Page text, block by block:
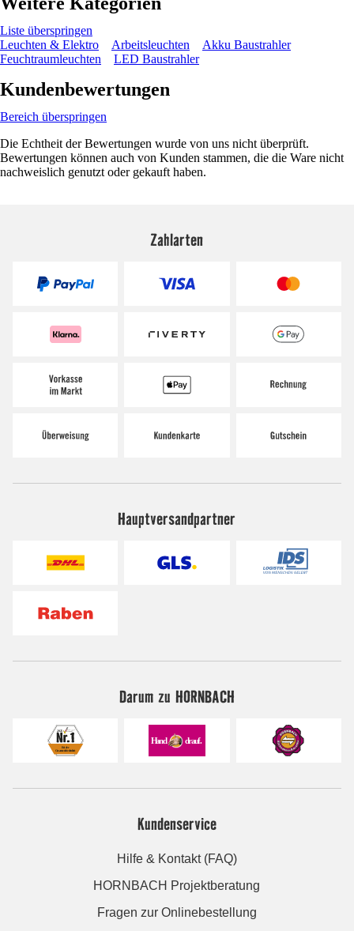
Liste überspringen
Leuchten & Elektro
Arbeitsleuchten
Akku Baustrahler
Feuchtraumleuchten
LED Baustrahler
Kundenbewertungen
Bereich überspringen
Die Echtheit der Bewertungen wurde von uns nicht überprüft.
Bewertungen können auch von Kunden stammen, die die Ware nicht
nachweislich genutzt oder gekauft haben.
Zahlarten
Hauptversandpartner
Darum zu HORNBACH
Kundenservice
Hilfe & Kontakt (FAQ)
HORNBACH Projektberatung
Fragen zur Onlinebestellung